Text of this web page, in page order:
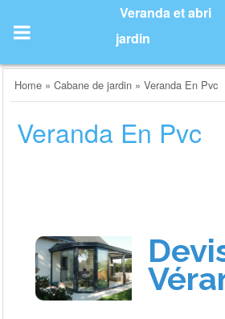
content
Veranda et abri
jardin
Home »Cabane de jardin »Veranda En Pvc
Veranda En Pvc